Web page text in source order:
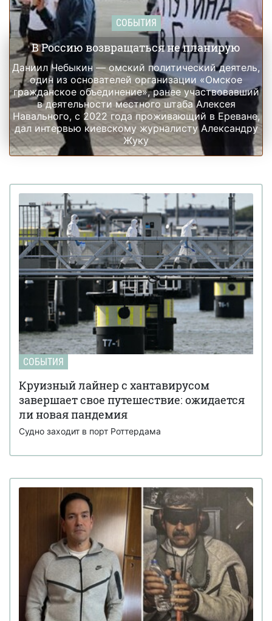
СОБЫТИЯ
В Россию возвращаться не планирую
Даниил Чебыкин — омский политический деятель,
один из основателей организации «Омское
гражданское объединение», ранее участвовавший
в деятельности местного штаба Алексея
Навального, с 2022 года проживающий в Ереване,
дал интервью киевскому журналисту Александру
Жуку
СОБЫТИЯ
Круизный лайнер с хантавирусом
завершает свое путешествие: ожидается
ли новая пандемия
Судно заходит в порт Роттердама